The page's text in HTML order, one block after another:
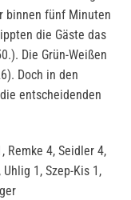
binnen fünf Minuten
die Gäste das
Die Grün-Weißen
Doch in den
entscheidenden
Remke 4, Seidler 4,
1, Szep-Kis 1,